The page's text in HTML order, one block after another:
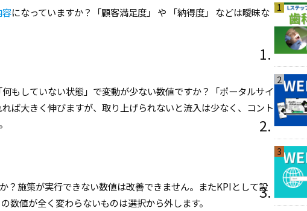
容になっていますか？「顧客満足度」 や 「納得度」 などは曖昧な
もしていない状態」で変動が少ない数値ですか？「ポータルサイ
ば大きく伸びますが、取り上げられないと流入は少なく、コント
？施策が実行できない数値は改善できません。またKPIとして設
数値が全く変わらないものは選択から外します。
1
2
3